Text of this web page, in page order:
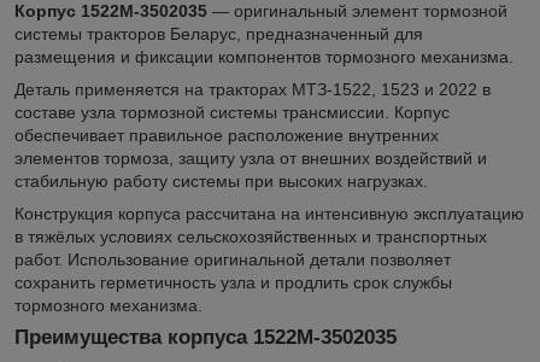
Корпус 1522М-3502035 — оригинальный элемент тормозной
системы тракторов Беларус, предназначенный для
размещения и фиксации компонентов тормозного механизма.
Деталь применяется на тракторах МТЗ-1522, 1523 и 2022 в
составе узла тормозной системы трансмиссии. Корпус
обеспечивает правильное расположение внутренних
элементов тормоза, защиту узла от внешних воздействий и
стабильную работу системы при высоких нагрузках.
Конструкция корпуса рассчитана на интенсивную эксплуатацию
в тяжёлых условиях сельскохозяйственных и транспортных
работ. Использование оригинальной детали позволяет
сохранить герметичность узла и продлить срок службы
тормозного механизма.
Преимущества корпуса 1522М-3502035